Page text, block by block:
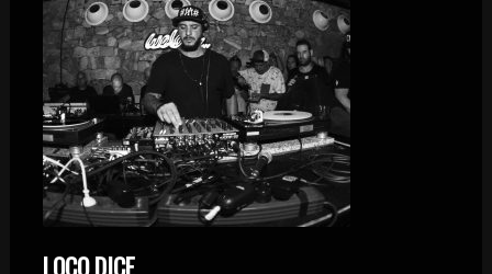
LOCO DICE